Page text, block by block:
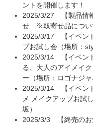
ントを開催します！
2025/3/27
【製品
せ ※取寄せ品につい
2025/3/17
【イベ
プお試し会（場所：
2025/3/14
【イベ
る、大人のアイメイ
ー（場所：ロゴナジャ
2025/3/14
【イベ
メ メイクアップお試
坂）
2025/3/3
【終売の